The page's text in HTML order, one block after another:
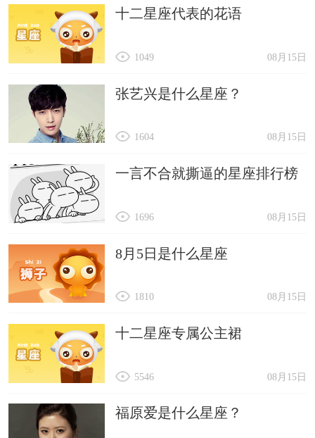
十二星座代表的花语
08月15日
1049
张艺兴是什么星座？
08月15日
1604
一言不合就撕逼的星座排行榜
08月15日
1696
8月5日是什么星座
08月15日
1810
十二星座专属公主裙
08月15日
5546
福原爱是什么星座？